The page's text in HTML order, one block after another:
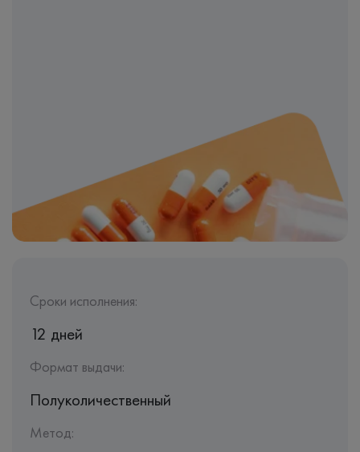
Сроки исполнения:
12 дней
Формат выдачи:
Полуколичественный
Метод: